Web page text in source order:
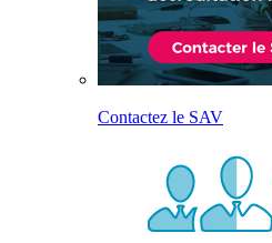
Contactez le SAV